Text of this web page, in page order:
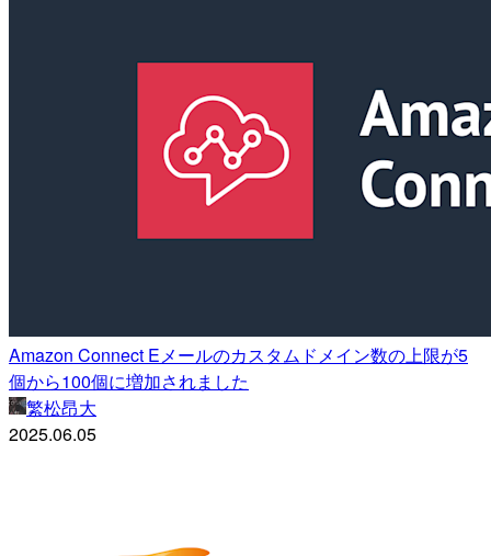
Amazon Connect Eメールのカスタムドメイン数の上限が5
個から100個に増加されました
繁松昂大
2025.06.05